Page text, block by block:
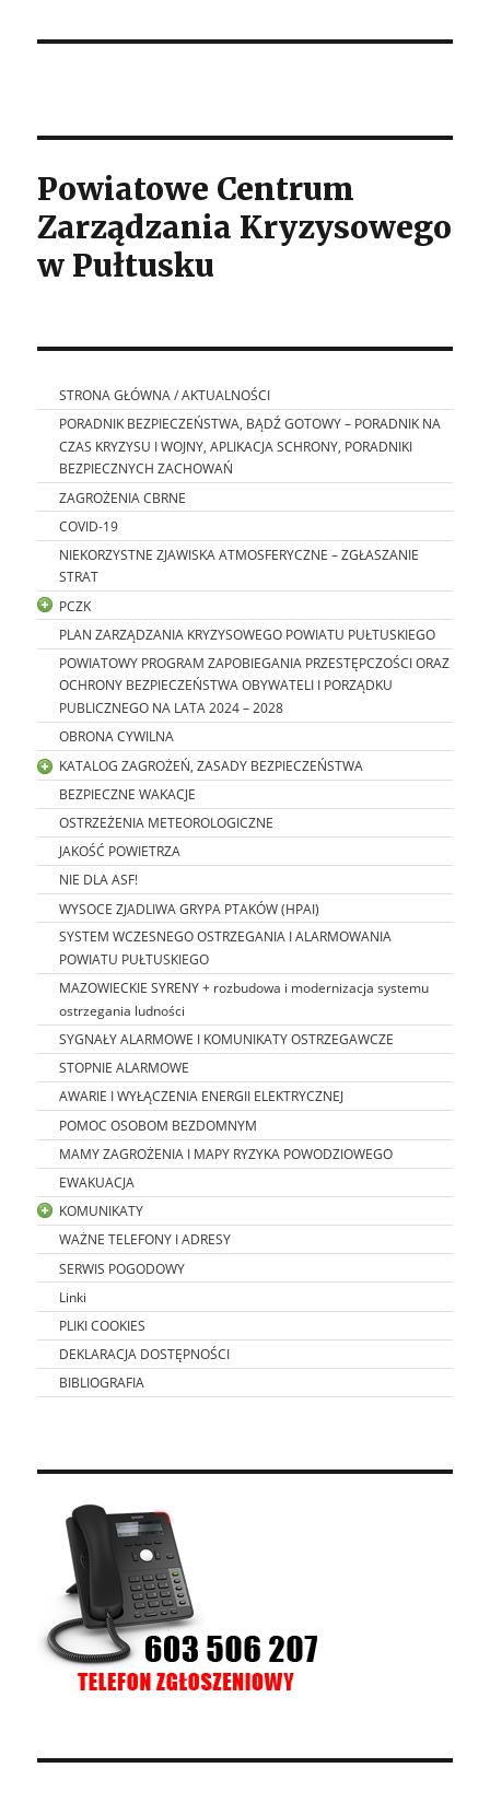
Powiatowe Centrum
Zarządzania Kryzysowego
w Pułtusku
STRONA GŁÓWNA / AKTUALNOŚCI
PORADNIK BEZPIECZEŃSTWA, BĄDŹ GOTOWY – PORADNIK NA
CZAS KRYZYSU I WOJNY, APLIKACJA SCHRONY, PORADNIKI
BEZPIECZNYCH ZACHOWAŃ
ZAGROŻENIA CBRNE
COVID-19
NIEKORZYSTNE ZJAWISKA ATMOSFERYCZNE – ZGŁASZANIE
STRAT
PCZK
PLAN ZARZĄDZANIA KRYZYSOWEGO POWIATU PUŁTUSKIEGO
POWIATOWY PROGRAM ZAPOBIEGANIA PRZESTĘPCZOŚCI ORAZ
OCHRONY BEZPIECZEŃSTWA OBYWATELI I PORZĄDKU
PUBLICZNEGO NA LATA 2024 – 2028
OBRONA CYWILNA
KATALOG ZAGROŻEŃ, ZASADY BEZPIECZEŃSTWA
BEZPIECZNE WAKACJE
OSTRZEŻENIA METEOROLOGICZNE
JAKOŚĆ POWIETRZA
NIE DLA ASF!
WYSOCE ZJADLIWA GRYPA PTAKÓW (HPAI)
SYSTEM WCZESNEGO OSTRZEGANIA I ALARMOWANIA
POWIATU PUŁTUSKIEGO
MAZOWIECKIE SYRENY + rozbudowa i modernizacja systemu
ostrzegania ludności
SYGNAŁY ALARMOWE I KOMUNIKATY OSTRZEGAWCZE
STOPNIE ALARMOWE
AWARIE I WYŁĄCZENIA ENERGII ELEKTRYCZNEJ
POMOC OSOBOM BEZDOMNYM
MAMY ZAGROŻENIA I MAPY RYZYKA POWODZIOWEGO
EWAKUACJA
KOMUNIKATY
WAŻNE TELEFONY I ADRESY
SERWIS POGODOWY
Linki
PLIKI COOKIES
DEKLARACJA DOSTĘPNOŚCI
BIBLIOGRAFIA